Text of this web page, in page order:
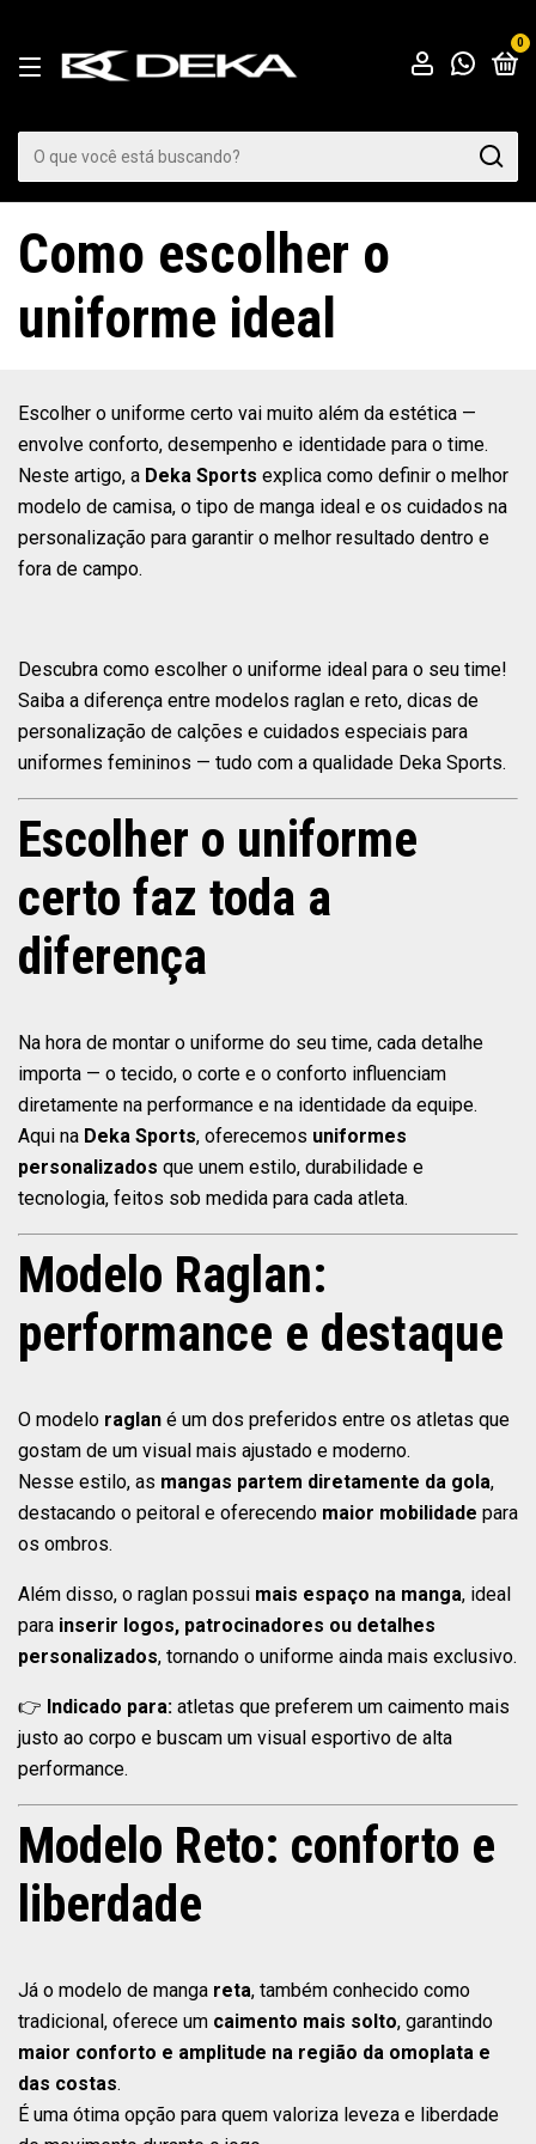
0
Como escolher o
uniforme ideal
Escolher o uniforme certo vai muito além da estética —
envolve conforto, desempenho e identidade para o time.
Neste artigo, a Deka Sports explica como definir o melhor
modelo de camisa, o tipo de manga ideal e os cuidados na
personalização para garantir o melhor resultado dentro e
fora de campo.
Descubra como escolher o uniforme ideal para o seu time!
Saiba a diferença entre modelos raglan e reto, dicas de
personalização de calções e cuidados especiais para
uniformes femininos — tudo com a qualidade Deka Sports.
Escolher o uniforme
certo faz toda a
diferença
Na hora de montar o uniforme do seu time, cada detalhe
importa — o tecido, o corte e o conforto influenciam
diretamente na performance e na identidade da equipe.
Aqui na Deka Sports, oferecemos uniformes
personalizados que unem estilo, durabilidade e
tecnologia, feitos sob medida para cada atleta.
Modelo Raglan:
performance e destaque
O modelo raglan é um dos preferidos entre os atletas que
gostam de um visual mais ajustado e moderno.
Nesse estilo, as mangas partem diretamente da gola,
destacando o peitoral e oferecendo maior mobilidade para
os ombros.
Além disso, o raglan possui mais espaço na manga, ideal
para inserir logos, patrocinadores ou detalhes
personalizados, tornando o uniforme ainda mais exclusivo.
👉 Indicado para: atletas que preferem um caimento mais
justo ao corpo e buscam um visual esportivo de alta
performance.
Modelo Reto: conforto e
liberdade
Já o modelo de manga reta, também conhecido como
tradicional, oferece um caimento mais solto, garantindo
maior conforto e amplitude na região da omoplata e
das costas.
É uma ótima opção para quem valoriza leveza e liberdade